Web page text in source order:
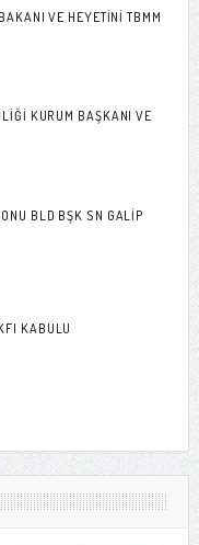
VE HEYETINI TBMM
KURUM BAŞKANI VE
BLD BŞK SN GALIP
KABULU